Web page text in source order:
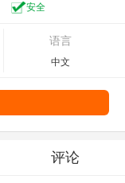
安全
语言
中文
评论